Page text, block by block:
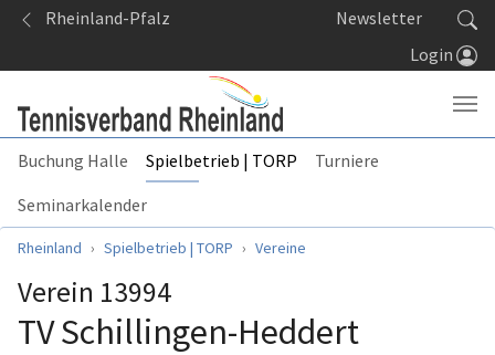
Springe zum Seiteninhalt
Rheinland-Pfalz
Newsletter
Login
Buchung Halle Spielbetrieb | TORP
Turniere
Seminarkalender
Sie sind hier:
Rheinland Spielbetrieb | TORP Vereine
Verein 13994
TV Schillingen-Heddert